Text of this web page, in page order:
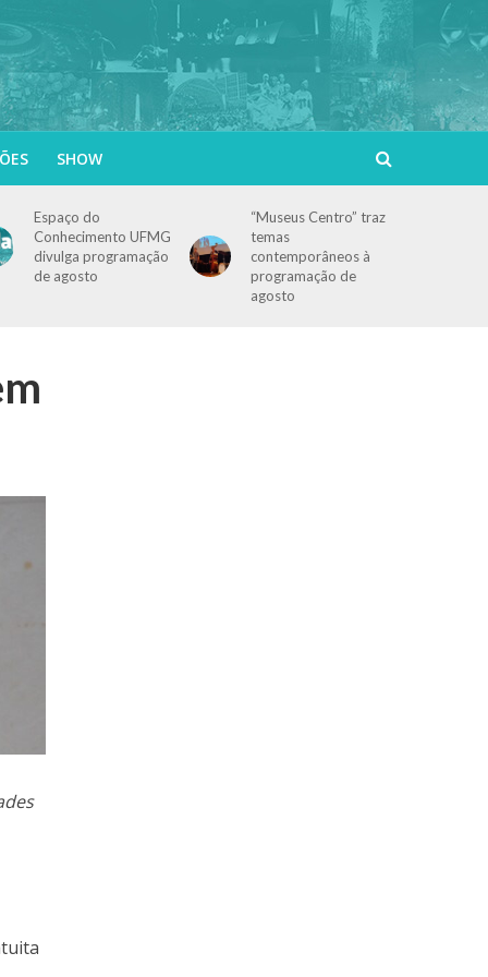
SHOW
Espaço do
Conhecimento UFMG
divulga programação
de agosto
“Museus Centro” traz
temas
contemporâneos à
programação de
agosto